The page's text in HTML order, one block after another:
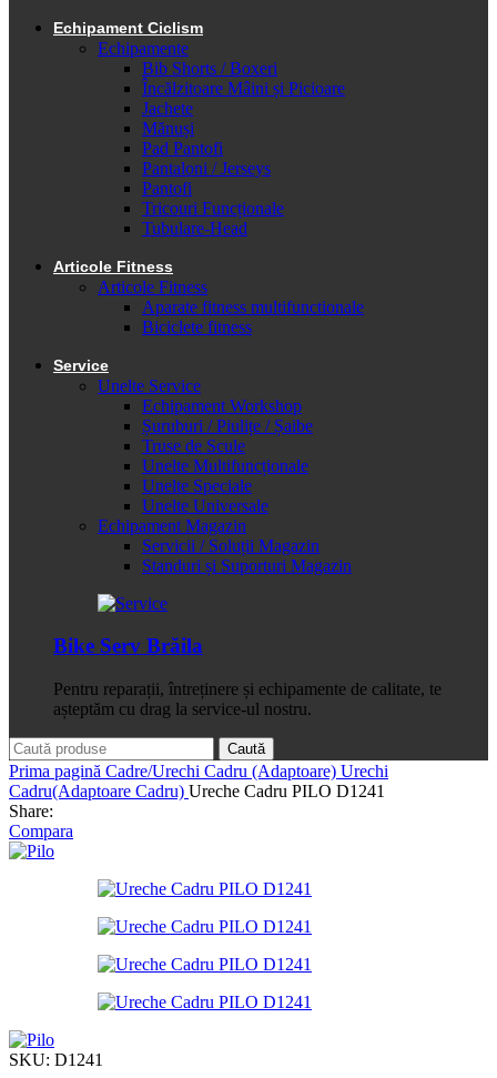
Echipament Ciclism
Echipamente
Bib Shorts / Boxeri
Încălzitoare Mâini și Picioare
Jachete
Mănuși
Pad Pantofi
Pantaloni / Jerseys
Pantofi
Tricouri Funcționale
Tubulare-Head
Articole Fitness
Articole Fitness
Aparate fitness multifunctionale
Biciclete fitness
Service
Unelte Service
Echipament Workshop
Șuruburi / Piulițe / Șaibe
Truse de Scule
Unelte Multifuncționale
Unelte Speciale
Unelte Universale
Echipament Magazin
Servicii / Soluții Magazin
Standuri și Suporturi Magazin
Bike Serv Brăila
Pentru reparații, întreținere și echipamente de calitate, te
așteptăm cu drag la service-ul nostru.
Caută
Prima pagină Cadre/Urechi Cadru (Adaptoare) Urechi
Cadru(Adaptoare Cadru) Ureche Cadru PILO D1241
Share:
Compara
SKU: D1241